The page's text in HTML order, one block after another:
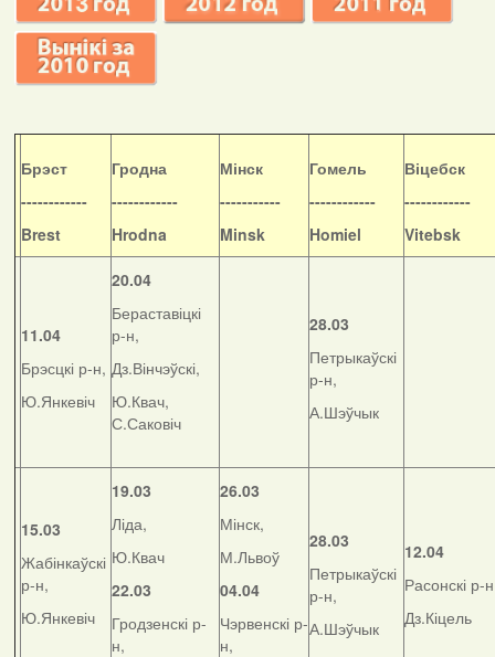
Брэст
------------
Brest
Гродна
------------
Hrodna
Мінск
-----------
Minsk
Гомель
------------
Homiel
Віцебск
------------
Vitebsk
11.04
Брэсцкі р-н,
Ю.Янкевіч
20.04
Бераставіцкі
р-н,
Дз.Вінчэўскі,
Ю.Квач,
С.Саковіч
28.03
Петрыкаўскі
р-н,
А.Шэўчык
15.03
Жабінкаўскі
р-н,
Ю.Янкевіч
19.03
Ліда,
Ю.Квач
22.03
Гродзенскі р-
н,
26.03
Мінск,
М.Львоў
04.04
Чэрвенскі р-
н,
28.03
Петрыкаўскі
р-н,
А.Шэўчык
12.04
Расонскі р-
Дз.Кіцель